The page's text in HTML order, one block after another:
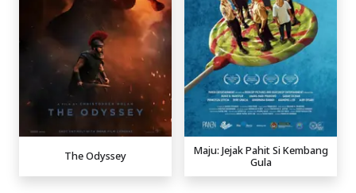
The Odyssey
Maju: Jejak Pahit Si Kembang
Gula